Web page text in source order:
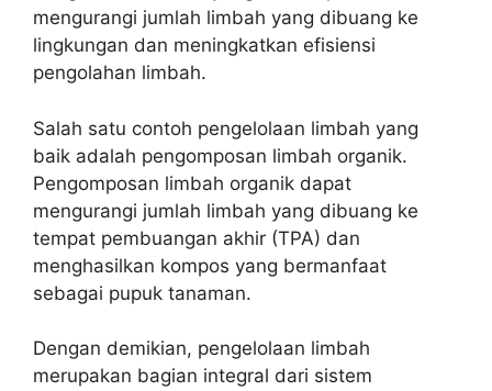
mengurangi jumlah limbah yang dibuang ke
lingkungan dan meningkatkan efisiensi
pengolahan limbah.
Salah satu contoh pengelolaan limbah yang
baik adalah pengomposan limbah organik.
Pengomposan limbah organik dapat
mengurangi jumlah limbah yang dibuang ke
tempat pembuangan akhir (TPA) dan
menghasilkan kompos yang bermanfaat
sebagai pupuk tanaman.
Dengan demikian, pengelolaan limbah
merupakan bagian integral dari sistem